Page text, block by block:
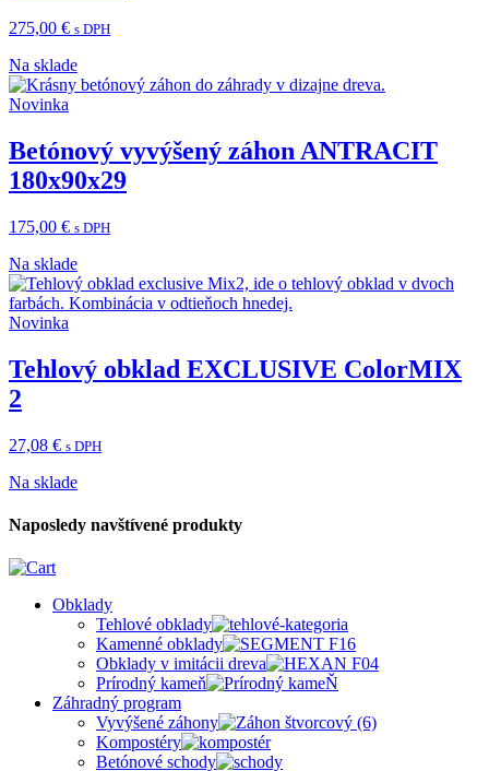
275,00 € s DPH
Na sklade
Novinka
Betónový vyvýšený záhon ANTRACIT
180x90x29
175,00 € s DPH
Na sklade
Novinka
Tehlový obklad EXCLUSIVE ColorMIX
2
27,08 € s DPH
Na sklade
Naposledy navštívené produkty
Obklady
Tehlové obklady
Kamenné obklady
Obklady v imitácii dreva
Prírodný kameň
Záhradný program
Vyvýšené záhony
Kompostéry
Betónové schody